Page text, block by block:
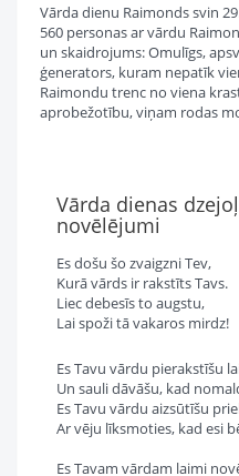
Vārda dienu Raimonds svin
560 personas ar vārdu
un skaidrojums: Omulīgs,
ģenerators, kuram nepatīk
Raimondu trenc no viena
aprobežotību, viņam rodas
Vārda dienas
novēlējumi
Es došu šo zvaigzni Tev,
Kurā vārds ir rakstīts Tavs.
Liec debesīs to augstu,
Lai spoži tā vakaros mirdz!
Es Tavu vārdu pierakstīšu
Un sauli dāvāšu, kad
Es Tavu vārdu aizsūtīšu
Ar vēju līksmoties, kad esi
Es Tavam vārdam laimi